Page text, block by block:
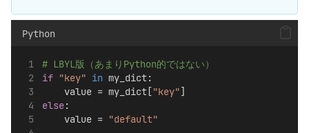
Python
# LBYL版（あまりPython的ではない）
if "key" in my_dict:
    value = my_dict[
"key"]
else:
    value =
"default"